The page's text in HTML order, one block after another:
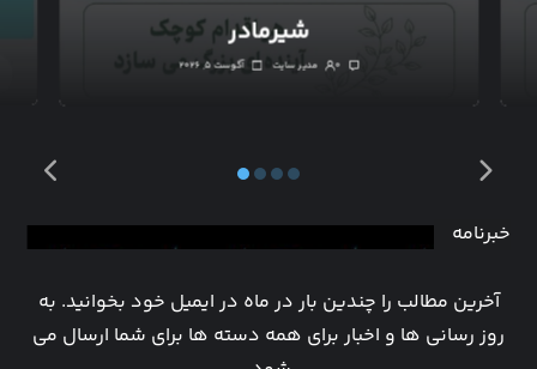
شیرمادر
آگوست ۵, ۲۰۲۶ مدیر سایت ۰
خبرنامه
آخرین مطالب را چندین بار در ماه در ایمیل خود بخوانید. به
روز رسانی ها و اخبار برای همه دسته ها برای شما ارسال می